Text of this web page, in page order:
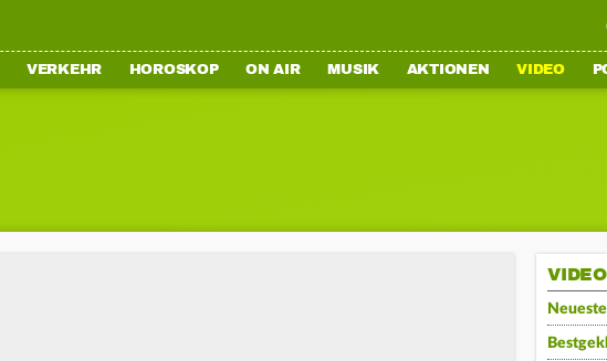
VERKEHR HOROSKOP ON AIR MUSIK AKTIONEN VIDEO
Neueste